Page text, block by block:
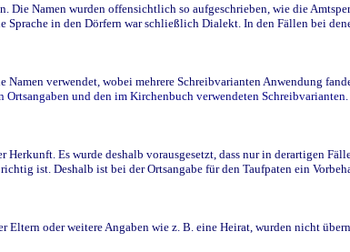
Namen wurden offensichtlich so aufgeschrieben, wie die
Sprache in den Dörfern war schließlich Dialekt. In den Fällen bei
verwendet, wobei mehrere Schreibvarianten Anwendung
und den im Kirchenbuch verwendeten Schreibvarianten.
Es wurde deshalb vorausgesetzt, dass nur in derartigen
ist. Deshalb ist bei der Ortsangabe für den Taufpaten ein
oder weitere Angaben wie z. B. eine Heirat, wurden nicht